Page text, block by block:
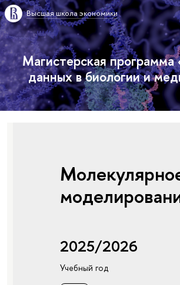
Высшая школа экономики
Магистерская программа
данных в биологии и
2025/2026
Учебный год